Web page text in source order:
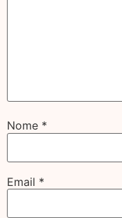
Nome *
Email *